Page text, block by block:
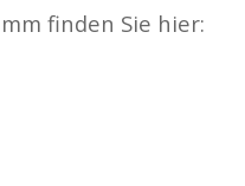
finden Sie hier: